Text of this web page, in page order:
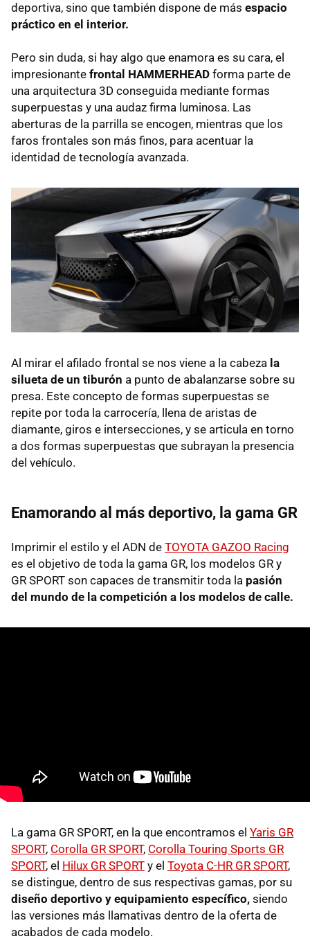
deportiva, sino que también dispone de más espacio
práctico en el interior.
Pero sin duda, si hay algo que enamora es su cara, el
impresionante frontal HAMMERHEAD forma parte de
una arquitectura 3D conseguida mediante formas
superpuestas y una audaz firma luminosa. Las
aberturas de la parrilla se encogen, mientras que los
faros frontales son más finos, para acentuar la
identidad de tecnología avanzada.
Al mirar el afilado frontal se nos viene a la cabeza la
silueta de un tiburón a punto de abalanzarse sobre su
presa. Este concepto de formas superpuestas se
repite por toda la carrocería, llena de aristas de
diamante, giros e intersecciones, y se articula en torno
a dos formas superpuestas que subrayan la presencia
del vehículo.
Enamorando al más deportivo, la gama GR
Imprimir el estilo y el ADN de TOYOTA GAZOO Racing
es el objetivo de toda la gama GR, los modelos GR y
GR SPORT son capaces de transmitir toda la pasión
del mundo de la competición a los modelos de calle.
La gama GR SPORT, en la que encontramos el Yaris GR
SPORT, Corolla GR SPORT, Corolla Touring Sports GR
SPORT, el Hilux GR SPORT y el Toyota C-HR GR SPORT,
se distingue, dentro de sus respectivas gamas, por su
diseño deportivo y equipamiento específico, siendo
las versiones más llamativas dentro de la oferta de
acabados de cada modelo.